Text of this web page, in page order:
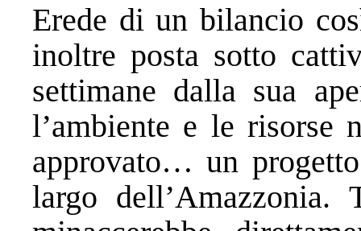
Erede di un bilancio
inoltre posta sotto
settimane dalla sua
l’ambiente e le risorse
approvato… un
largo dell’Amazzonia.